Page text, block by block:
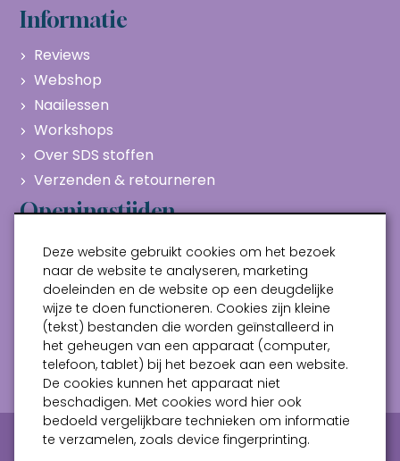
Informatie
Reviews
Webshop
Naailessen
Workshops
Over SDS stoffen
Verzenden & retourneren
Openingstijden
Maandag
Gesloten
Dinsdag
10:00 - 17:00
Woensdag
10:00 - 17:00
Donderdag
10:00 - 17:00
Vrijdag
10:00 - 17:00
Zaterdag
10:00 - 17:00
Privacy verklaring Algemene voorwaarden
Deze website gebruikt cookies om het bezoek
naar de website te analyseren, marketing
doeleinden en de website op een deugdelijke
wijze te doen functioneren. Cookies zijn kleine
(tekst) bestanden die worden geïnstalleerd in
het geheugen van een apparaat (computer,
telefoon, tablet) bij het bezoek aan een website.
De cookies kunnen het apparaat niet
beschadigen. Met cookies word hier ook
bedoeld vergelijkbare technieken om informatie
te verzamelen, zoals device fingerprinting.